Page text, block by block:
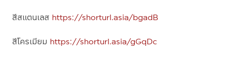
สีสแตนเลส https://shorturl.asia/bgadB
สีโครเมียม https://shorturl.asia/gGqDc